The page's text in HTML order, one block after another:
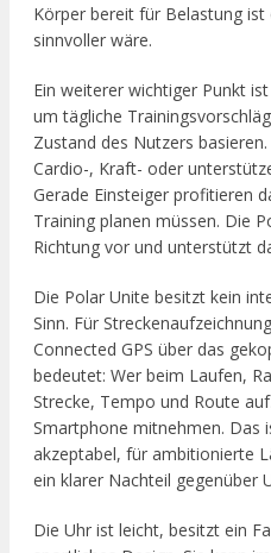
Körper bereit für Belastung
sinnvoller wäre.
Ein weiterer wichtiger Punkt
um tägliche
Zustand des Nutzers
Cardio-, Kraft- oder
Gerade Einsteiger profitieren
Training planen müssen. Die
Richtung vor und unterstützt
Die Polar Unite besitzt kein
Sinn. Für
Connected GPS über das
bedeutet: Wer beim Laufen,
Strecke, Tempo und Route
Smartphone mitnehmen. Das
akzeptabel, für ambitionierte
ein klarer Nachteil gegenüber
Die Uhr ist leicht, besitzt ein